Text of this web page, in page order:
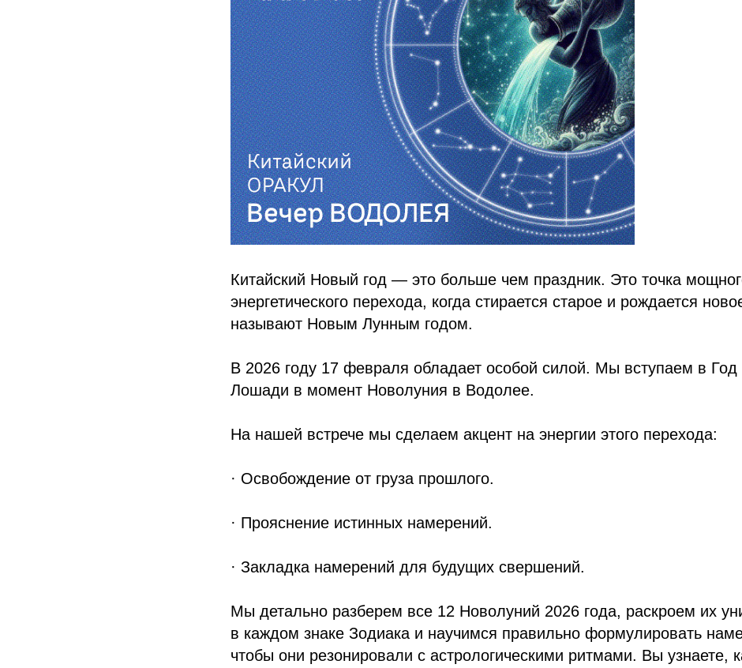
Китайский Новый год — это больше чем праздник. Это точка
энергетического перехода, когда стирается старое и рождается
называют Новым Лунным годом.
В 2026 году 17 февраля обладает особой силой. Мы вступаем в Год
Лошади в момент Новолуния в Водолее.
На нашей встрече мы сделаем акцент на энергии этого перехода:
· Освобождение от груза прошлого.
· Прояснение истинных намерений.
· Закладка намерений для будущих свершений.
Мы детально разберем все 12 Новолуний 2026 года, раскроем их
в каждом знаке Зодиака и научимся правильно формулировать
чтобы они резонировали с астрологическими ритмами. Вы узнаете,